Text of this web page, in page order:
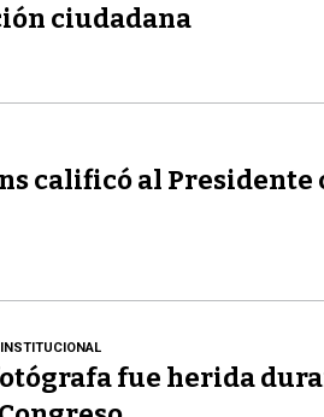
ciudadana
calificó al Presidente
fue herida